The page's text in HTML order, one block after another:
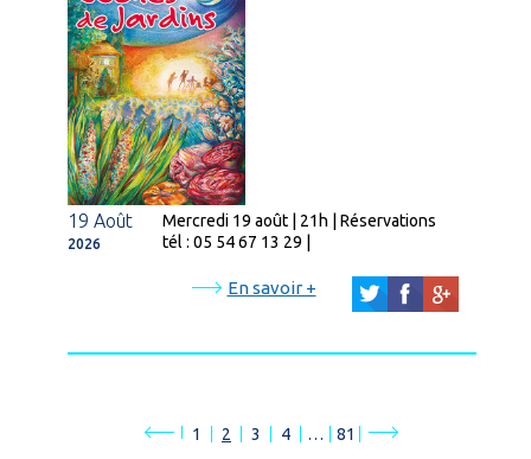
19 Août
2026
Mercredi 19 août | 21h | Réservations
tél : 05 54 67 13 29 |
En savoir +
1 2 3 4 … 81